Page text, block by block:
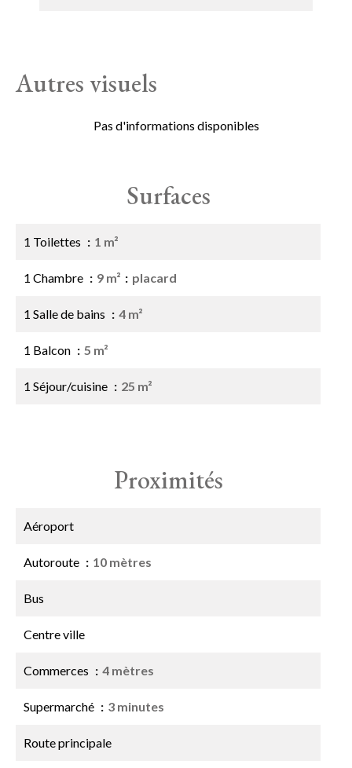
Autres visuels
Pas d'informations disponibles
Surfaces
1 Toilettes 1 m²
1 Chambre 9 m² placard
1 Salle de bains 4 m²
1 Balcon 5 m²
1 Séjour/cuisine 25 m²
Proximités
Aéroport
Autoroute 10 mètres
Bus
Centre ville
Commerces 4 mètres
Supermarché 3 minutes
Route principale